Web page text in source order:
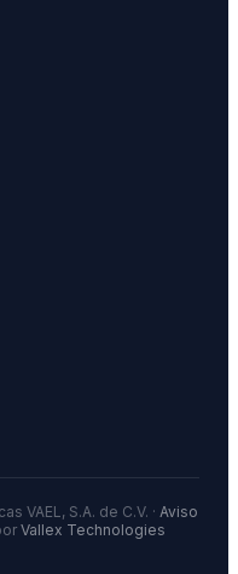
VAEL, S.A. de C.V. · Aviso
Vallex Technologies